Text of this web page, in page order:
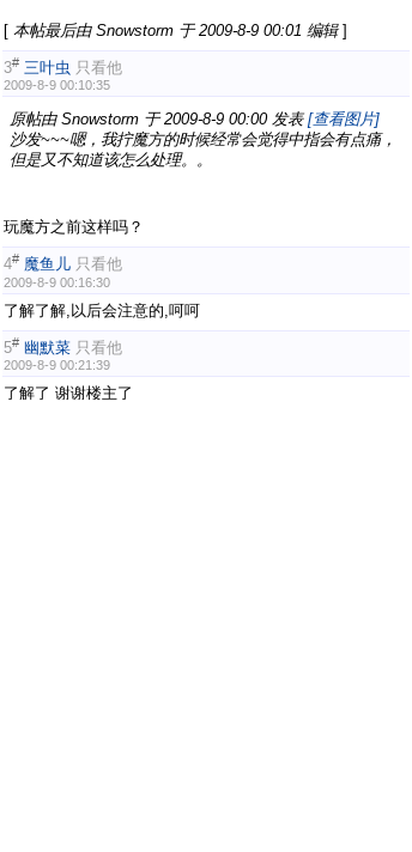
[ 本帖最后由 Snowstorm 于 2009-8-9 00:01 编辑 ]
3# 三叶虫 只看他
2009-8-9 00:10:35
原帖由 Snowstorm 于 2009-8-9 00:00 发表 [查看图片]
沙发~~~嗯，我拧魔方的时候经常会觉得中指会有点痛，
但是又不知道该怎么处理。。
玩魔方之前这样吗？
4# 魔鱼儿 只看他
2009-8-9 00:16:30
了解了解,以后会注意的,呵呵
5# 幽默菜 只看他
2009-8-9 00:21:39
了解了 谢谢楼主了